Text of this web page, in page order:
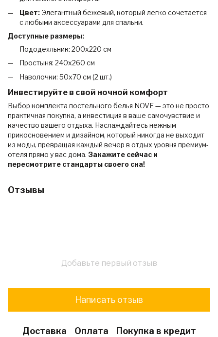
Цвет:Элегантный бежевый, который легко сочетается
с любыми аксессуарами для спальни.
Доступные размеры:
Пододеяльник: 200x220 см
Простыня: 240x260 см
Наволочки: 50x70 см (2 шт.)
Инвестируйте в свой ночной комфорт
Выбор комплекта постельного белья NOVE — это не просто
практичная покупка, а инвестиция в ваше самочувствие и
качество вашего отдыха. Наслаждайтесь нежным
прикосновением и дизайном, который никогда не выходит
из моды, превращая каждый вечер в отдых уровня премиум-
отеля прямо у вас дома. Закажите сейчас и
пересмотрите стандарты своего сна!
Отзывы
Добавьте первый отзыв
Написать отзыв
Доставка Оплата Покупка в кредит